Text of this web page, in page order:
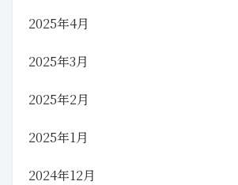
2025年4月
2025年3月
2025年2月
2025年1月
2024年12月